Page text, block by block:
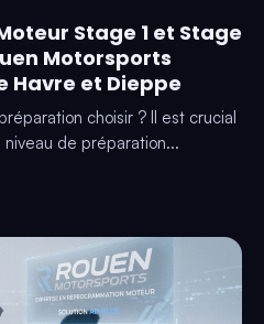
Stage 1 et Stage
Motorsports
Havre et Dieppe
choisir ? Il est crucial
de préparation...